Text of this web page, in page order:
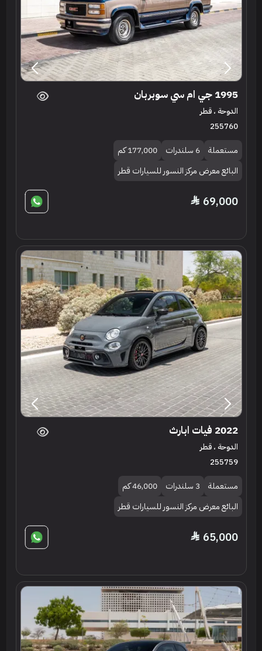
1995 جي ام سي سوبربان
الدوحة ، قطر
255760
مستعملة 6 سلندرات
177,000 كم
البائع معرض مركز النسور للسيارات قطر
69,000
2022 فيات ابارث
الدوحة ، قطر
255759
مستعملة 3 سلندرات
46,000 كم
البائع معرض مركز النسور للسيارات قطر
65,000